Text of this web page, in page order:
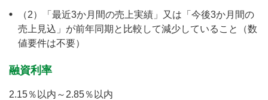
（2）「最近3か月間の売上実績」又は「今後3か月間の
売上見込」が前年同期と比較して減少していること（数
値要件は不要）
融資利率
2.15％以内～2.85％以内